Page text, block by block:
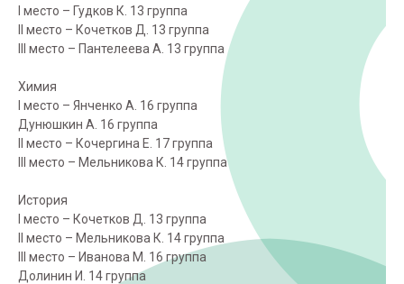
I место – Гудков К. 13 группа
II место – Кочетков Д. 13 группа
III место – Пантелеева А. 13 группа
Химия
I место – Янченко А. 16 группа
Дунюшкин А. 16 группа
II место – Кочергина Е. 17 группа
III место – Мельникова К. 14 группа
История
I место – Кочетков Д. 13 группа
II место – Мельникова К. 14 группа
III место – Иванова М. 16 группа
Долинин И. 14 группа